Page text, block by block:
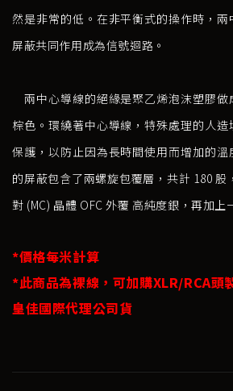
然是非常的低。在非平衡式的操作時，
屏蔽共同作用成為信號迴路。
兩中心導線的絕緣是聚乙烯泡沫塑膠做
棕色。環繞著中心導線，特殊處理的人
保護，以防止因為長時間使用而增加的
的屏蔽包含了兩螺旋包覆層，共計 180 股
對 (MC) 晶體 OFC 外覆 高純度銀，再加上
*價格每米計算
*此商品為裸線，可加購XLR/RCA頭
皇佳國際代理公司貨